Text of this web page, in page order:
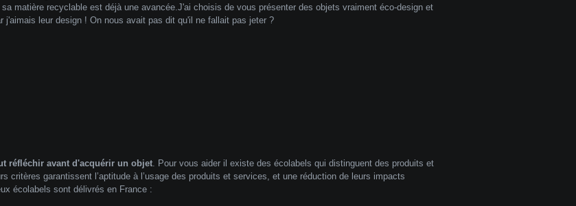
matière recyclable est déjà une avancée.J'ai choisis de vous présenter des objets vraiment éco-design et
leur design ! On nous avait pas dit qu'il ne fallait pas jeter ?
réfléchir avant d'acquérir un objet. Pour vous aider il existe des écolabels qui distinguent des produits et
critères garantissent l’aptitude à l’usage des produits et services, et une réduction de leurs impacts
écolabels sont délivrés en France :